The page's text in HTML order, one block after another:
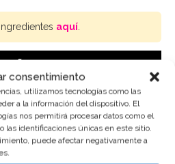
consentimiento
utilizamos tecnologías como las
a la información del dispositivo. El
nos permitirá procesar datos como el
las identificaciones únicas en este sitio.
puede afectar negativamente a
aquí.
AÑADIR AL CARRITO